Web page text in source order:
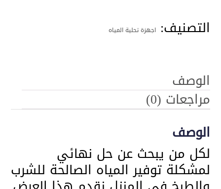
مياه
مراحل
مع
براده
سوفتك
التصنيف: اجهزة تحلية المياه
الوصف
مراجعات (0)
الوصف
لكل من يبحث عن حل نهائي
لمشكلة توفير المياه الصالحة للشرب